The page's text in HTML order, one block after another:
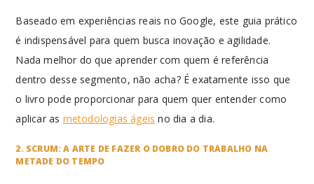
Baseado em experiências reais no Google, este guia prático
é indispensável para quem busca inovação e agilidade.
Nada melhor do que aprender com quem é referência
dentro desse segmento, não acha? É exatamente isso que
o livro pode proporcionar para quem quer entender como
aplicar as metodologias ágeis no dia a dia.
2. SCRUM: A ARTE DE FAZER O DOBRO DO TRABALHO NA
METADE DO TEMPO